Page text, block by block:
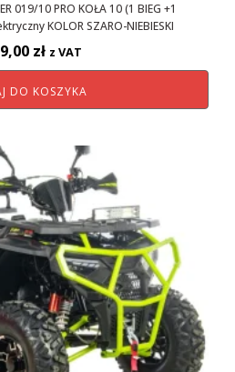
019/10 PRO KOŁA 10 (1 BIEG +1
KOLOR SZARO-NIEBIESKI
zł z VAT
DO KOSZYKA